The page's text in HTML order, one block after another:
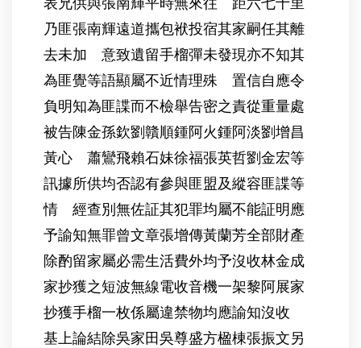
表兄供與張南輝平時無來往 距六七十里
乃匪張南輝遠道攜包袱投宿其家嗣任其離
去未加 意致遺留手榴彈未發現亦不知其
為匪覺等語顯屬不近情理殊 置信自應令
負明知為匪諜而不檢舉告密之責從重量處
被告陳金孫欽劉贛順鍾阿火鍾阿淡劉增昌
黃心 蕭鸞飛賴石妹徐福張英哲劉金宏等
訊據所供均否認有參與匪盟及縱容匪諜等
情 經查別無佐証其犯罪均屬不能証明應
予諭知無罪曾文章張增傳黃蘭芳全部財產
除酌留家屬必需生活費外均予沒收林金成
家抄獲之短波無線電收音機一架黎阿展家
抄獲手榴一枚係屬違禁物均應諭知沒收
基上論結除吳家田吳尊盛方楹棟張振文另